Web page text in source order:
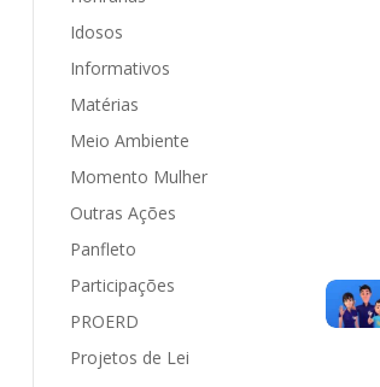
Idosos
Informativos
Matérias
Meio Ambiente
Momento Mulher
Outras Ações
Panfleto
Participações
PROERD
Projetos de Lei